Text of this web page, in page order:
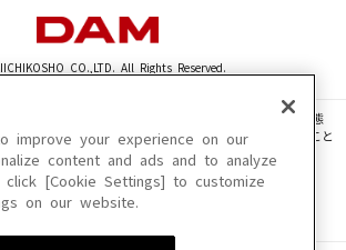
CO.,LTD. All Rights Reserved.
る一切の文章・画像・写真・動画・音声等を、手段や形態
る範囲を超えて無断で複製、転載、ファイル化などすること
種によりご利用いただけない場合があります。
日、配信内容が変更になる場合があります。
improve your experience on our
content and ads and to analyze
[Cookie Settings] to customize
on our website.